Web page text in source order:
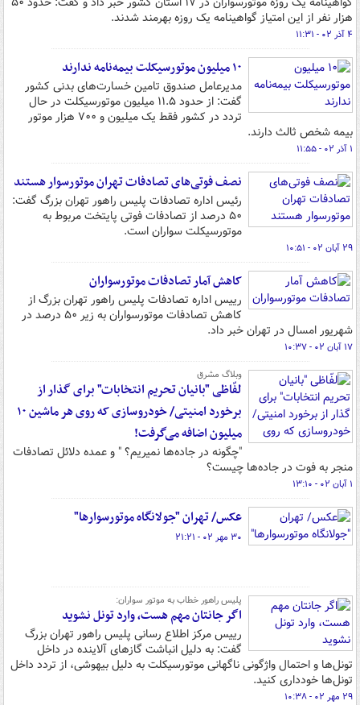
هزار نفر از این امتیاز گواهینامه یک روزه بهرمند شدند.
۴ آذر ۰۲ - ۱۱:۳۱
۱۰ میلیون موتورسیکلت‌ بیمه‌نامه ندارند
مدیرعامل صندوق تامین خسارت‌های بدنی کشور
گفت: از حدود ۱۱.۵ میلیون موتورسیکلت در حال
تردد در کشور فقط یک میلیون و ۷۰۰ هزار موتور
بیمه شخص ثالث دارند.
۱ آذر ۰۲ - ۱۱:۵۵
نصف فوتی‌های تصادفات تهران موتورسوار هستند
رئیس اداره تصادفات پلیس راهور تهران بزرگ گفت:
۵۰ درصد از تصادفات فوتی پایتخت مربوط به
موتورسیکلت سواران است.
۲۹ آبان ۰۲ - ۱۰:۵۱
کاهش آمار تصادفات موتورسواران
رییس اداره تصادفات پلیس راهور تهران بزرگ از
کاهش تصادفات موتورسواران به زیر ۵۰ درصد در
شهریور امسال در تهران خبر داد.
۱۷ آبان ۰۲ - ۱۰:۳۷
وبلاگ مشرق
لفّاظی "بانیان تحریم انتخابات" برای گذار از
برخورد امنیتی/ خودروسازی که روی هر ماشین ۱۰
میلیون اضافه می‌گرفت!
"چگونه در جاده‌ها نمیریم؟ " و عمده دلائل تصادفات
منجر به فوت در جاده‌ها چیست؟
۱ آبان ۰۲ - ۱۳:۱۰
عکس/ تهران "جولانگاه موتورسوارها"
۳۰ مهر ۰۲ - ۲۱:۲۱
پلیس راهور خطاب به موتور سواران:
اگر جانتان مهم هست، وارد تونل نشوید
رییس مرکز اطلاع رسانی پلیس راهور تهران بزرگ
گفت: به دلیل انباشت گازهای آلاینده در داخل
تونل‌ها و احتمال واژگونی ناگهانی موتورسیکلت به دلیل بیهوشی، از تردد داخل
تونل‌ها خودداری کنید.
۲۹ مهر ۰۲ - ۱۰:۳۸